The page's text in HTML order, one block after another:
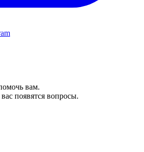
вам.
появятся вопросы.